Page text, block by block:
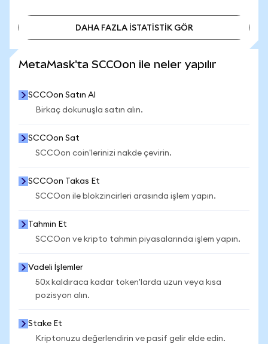
DAHA FAZLA İSTATİSTİK GÖR
MetaMask'ta SCCOon ile neler yapılır
SCCOon Satın Al
Birkaç dokunuşla satın alın.
SCCOon Sat
SCCOon coin'lerinizi nakde çevirin.
SCCOon Takas Et
SCCOon ile blokzincirleri arasında işlem yapın.
Tahmin Et
SCCOon ve kripto tahmin piyasalarında işlem yapın.
Vadeli İşlemler
50x kaldıraca kadar token'larda uzun veya kısa
pozisyon alın.
Stake Et
Kriptonuzu değerlendirin ve pasif gelir elde edin.